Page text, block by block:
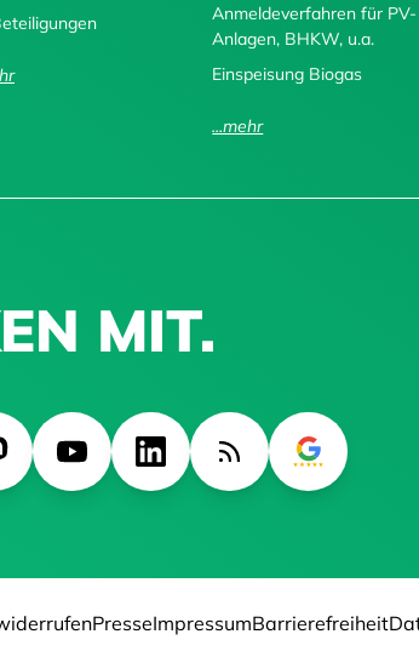
Anmeldeverfahren für PV-
Anlagen, BHKW, u.a.
Einspeisung Biogas
...mehr
MIT.
PresseImpressumBarrierefreiheit